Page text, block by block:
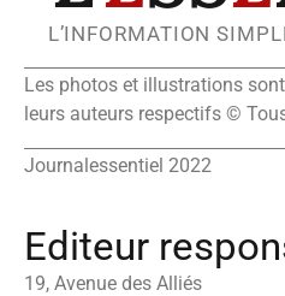
L’INFORMATION
Les photos et illustrations
leurs auteurs respectifs ©
Journalessentiel 2022
Editeur
19, Avenue des Alliés